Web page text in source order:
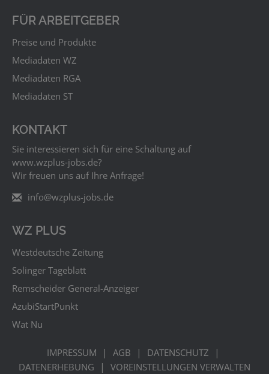
FÜR ARBEITGEBER
Preise und Produkte
Mediadaten WZ
Mediadaten RGA
Mediadaten ST
KONTAKT
Sie interessieren sich für eine Schaltung auf
www.wzplus‑jobs.de?
Wir freuen uns auf Ihre Anfrage!
info@wzplus-jobs.de
WZ PLUS
Westdeutsche Zeitung
Solinger Tageblatt
Remscheider General-Anzeiger
AzubiStartPunkt
Wat Nu
IMPRESSUM | AGB | DATENSCHUTZ |
DATENERHEBUNG | VOREINSTELLUNGEN VERWALTEN